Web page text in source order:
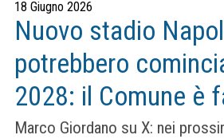
18 Giugno 2026
Nuovo stadio
potrebbero
2028: il Comune è
Marco Giordano su X: nei